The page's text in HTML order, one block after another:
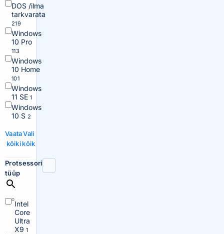
DOS /ilma
tarkvarata
219
Windows
10 Pro
113
Windows
10 Home
101
Windows
11 SE 1
Windows
10 S 2
Vaata
kõiki
Vali
kõik
Protsessori
tüüp
Intel
Core
Ultra
X91